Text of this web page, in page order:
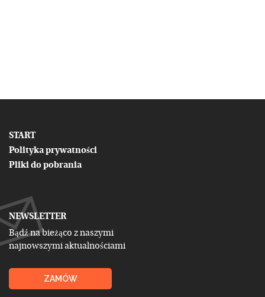
START
Polityka prywatności
Pliki do pobrania
NEWSLETTER
Bądź na bieżąco z naszymi
najnowszymi aktualnościami
ZAMÓW